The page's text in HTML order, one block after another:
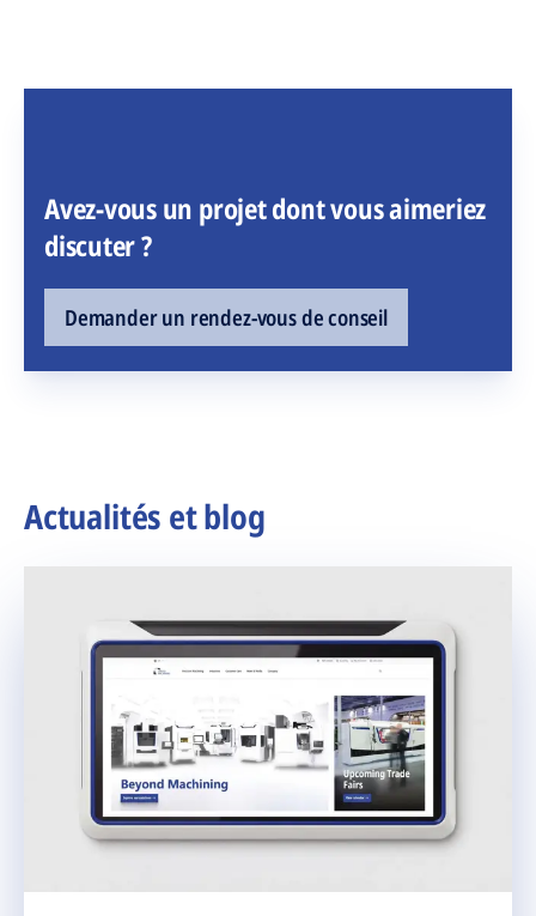
Avez-vous un projet dont vous aimeriez
discuter ?
Demander un rendez-vous de conseil
Actualités et blog